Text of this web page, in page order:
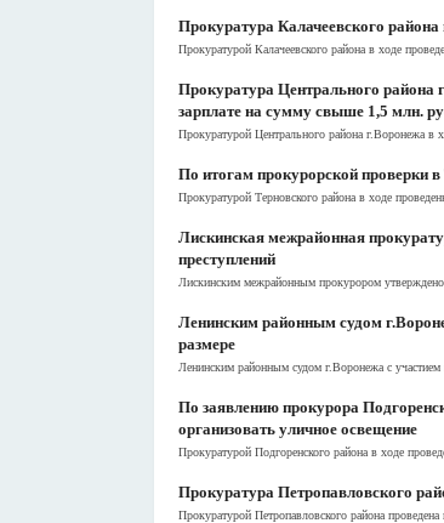
Прокуратура Калачеевского
Прокуратурой Калачеевского района в ходе
Прокуратура Центрального
зарплате на сумму свыше 1,5 млн.
Прокуратурой Центрального района г.Воронежа в
По итогам прокурорской проверки
Прокуратурой Терновского района в ходе
Лискинская межрайонная
преступлений
Лискинским межрайонным прокурором
Ленинским районным судом
размере
Ленинским районным судом г.Воронежа с
По заявлению прокурора
организовать уличное освещение
Прокуратурой Подгоренского района в ходе
Прокуратура Петропавловского
Прокуратурой Петропавловского района